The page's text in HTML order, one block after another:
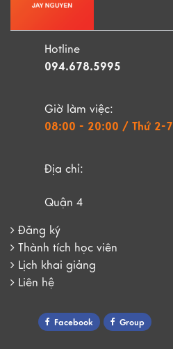
Hotline
094.678.5995
Giờ làm việc:
08:00 - 20:00 / Thứ 2-7
Địa chỉ:
Quận 4
Đăng ký
Thành tích học viên
Lịch khai giảng
Liên hệ
Facebook Group